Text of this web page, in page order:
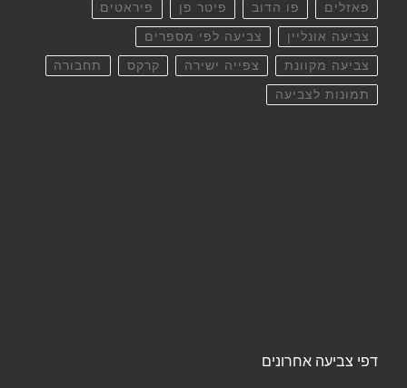
פאזלים פו הדוב פיטר פן פיראטים
צביעה אונליין צביעה לפי מספרים
צביעה מקוונת צפייה ישירה קרקס תחבורה
תמונות לצביעה
דפי צביעה אחרונים